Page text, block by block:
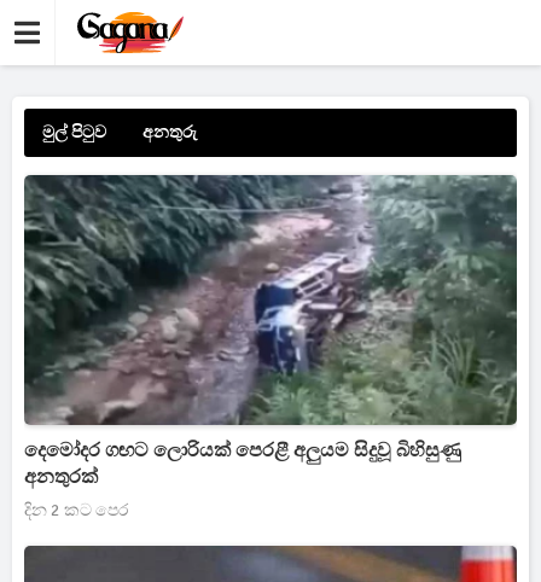
මුල් පිටුව අනතුරු
දෙමෝදර ගඟට ලොරියක් පෙරළී අලුයම සිදුවූ බිහිසුණු
අනතුරක්
දින 2 කට පෙර